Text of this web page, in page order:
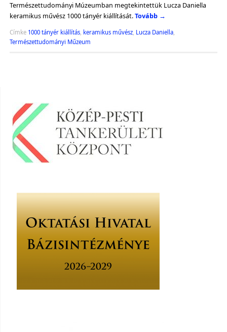
Természettudományi Múzeumban megtekintettük Lucza Daniella
keramikus művész 1000 tányér kiállítását.Tovább →
Címke 1000 tányér kiállítás, keramikus művész, Lucza Daniella,
Természettudományi Műzeum